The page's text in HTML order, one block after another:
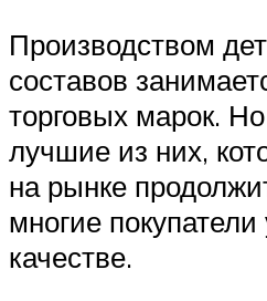
Производством
составов
торговых марок.
лучшие из них,
на рынке
многие
качестве.